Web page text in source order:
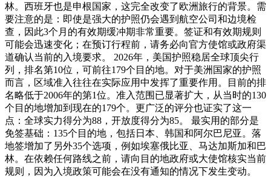
林。西班牙也是申根国家，这完全改变了欧洲旅行的背景。需
要注意的是：即使是强大的护照仍会遇到航空公司和边境检
查，因此3个月的有效期缓冲期非常重要。签证和有效期规则
可能会迅速变化；在预订行程前，请务必向官方使馆或政府渠
道确认当前的入境要求。 2026年，美国护照稳居全球顶尖行
列，排名第10位，可前往179个目的地。对于美洲国家的护照
而言，区域准入往往在实际应用中发挥了重要作用。目前的排
名略低于2006年的第1位。准入范围已显著扩大，从当时的130
个目的地增加到现在的179个。更广泛的评分也证实了这一
点：全球实力得分为88，开放度得分为85。 最实用的部分是
免签基础：135个目的地，包括日本、韩国和阿尔巴尼亚。落
地签增加了另外35个选项，例如埃塞俄比亚、马达加斯加和巴
林。在依赖任何路线之前，请向目的地政府或大使馆核实当前
规则，因为入境政策可能会在没有通知的情况下发生变动。